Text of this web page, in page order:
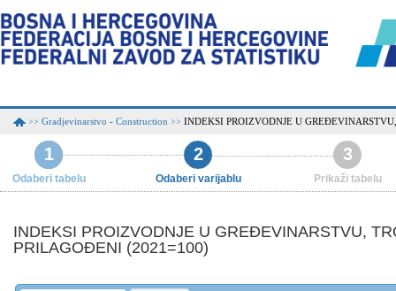
>> Gradjevinarstvo - Construction >> INDEKSI PROIZVODNJE U
1
Odaberi tabelu
2
Odaberi varijablu
3
Prikaži tabelu
INDEKSI PROIZVODNJE U GREĐEVINARSTVU,
PRILAGOĐENI (2021=100)